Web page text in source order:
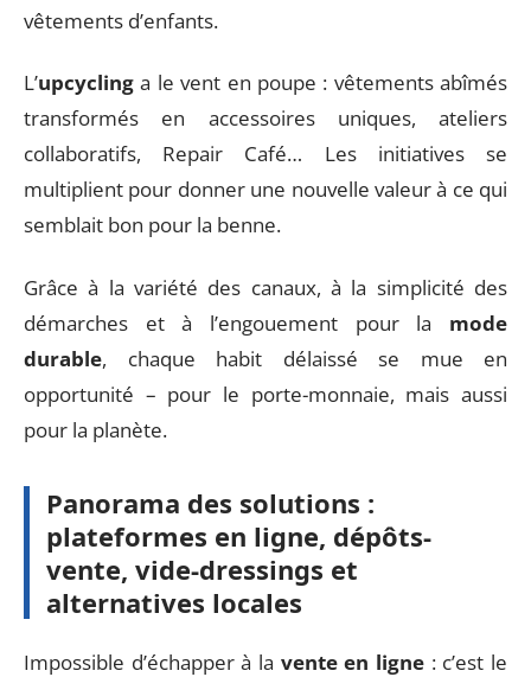
vêtements d’enfants.
L’upcycling a le vent en poupe : vêtements abîmés
transformés en accessoires uniques, ateliers
collaboratifs, Repair Café… Les initiatives se
multiplient pour donner une nouvelle valeur à ce qui
semblait bon pour la benne.
Grâce à la variété des canaux, à la simplicité des
démarches et à l’engouement pour la mode
durable, chaque habit délaissé se mue en
opportunité – pour le porte-monnaie, mais aussi
pour la planète.
Panorama des solutions :
plateformes en ligne, dépôts-
vente, vide-dressings et
alternatives locales
Impossible d’échapper à la vente en ligne : c’est le